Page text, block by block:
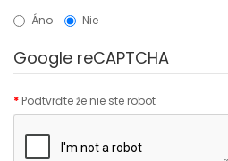
Áno
Nie
Google reCAPTCHA
Podtvrďte že nie ste robot